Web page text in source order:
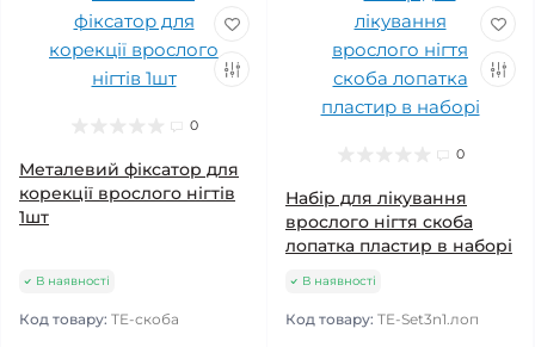
0
Металевий фіксатор для
корекції врослого нігтів
1шт
В наявності
Код товару: TE-скоба
0
Набір для лікування
врослого нігтя скоба
лопатка пластир в наборі
В наявності
Код товару: TE-Set3n1.лоп